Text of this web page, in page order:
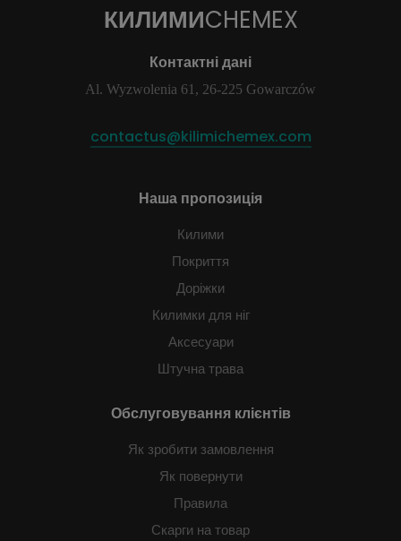
КИЛИМИCHEMEX
Контактні дані
Al. Wyzwolenia 61, 26-225 Gowarczów
contactus@kilimichemex.com
Наша пропозиція
Килими
Покриття
Доріжки
Килимки для ніг
Аксесуари
Штучна трава
Обслуговування клієнтів
Як зробити замовлення
Як повернути
Правила
Скарги на товар